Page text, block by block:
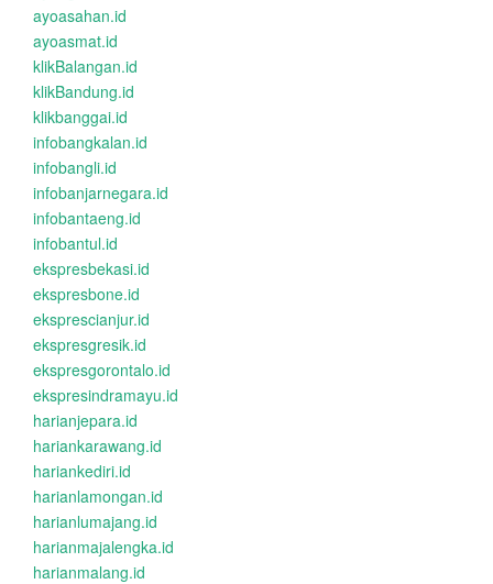
ayoasahan.id
ayoasmat.id
klikBalangan.id
klikBandung.id
klikbanggai.id
infobangkalan.id
infobangli.id
infobanjarnegara.id
infobantaeng.id
infobantul.id
ekspresbekasi.id
ekspresbone.id
eksprescianjur.id
ekspresgresik.id
ekspresgorontalo.id
ekspresindramayu.id
harianjepara.id
hariankarawang.id
hariankediri.id
harianlamongan.id
harianlumajang.id
harianmajalengka.id
harianmalang.id